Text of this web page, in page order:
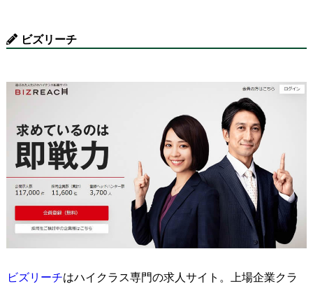
ビズリーチ
ビズリーチはハイクラス専門の求人サイト。上場企業クラ